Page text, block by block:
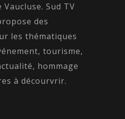
Vaucluse. Sud TV
des
les thématiques
tourisme,
hommage
à décourvrir.